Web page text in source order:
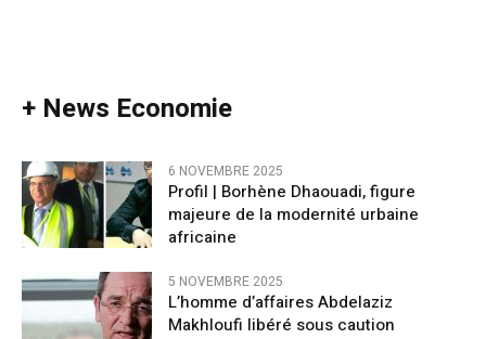
+ News Economie
6 NOVEMBRE 2025
Profil | Borhène Dhaouadi, figure
majeure de la modernité urbaine
africaine
5 NOVEMBRE 2025
L’homme d’affaires Abdelaziz
Makhloufi libéré sous caution